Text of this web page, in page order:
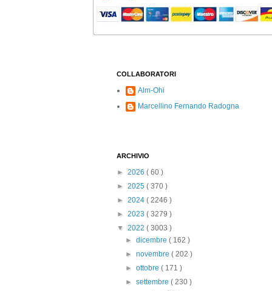
COLLABORATORI
Alm-Ohi
Marcellino Fernando Radogna
ARCHIVIO
► 2026 ( 60 )
► 2025 ( 370 )
► 2024 ( 2246 )
► 2023 ( 3279 )
▼ 2022 ( 3003 )
►dicembre( 162 )
►novembre( 202 )
►ottobre( 171 )
►settembre( 230 )